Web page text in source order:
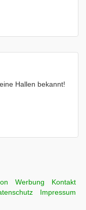
Hallen bekannt!
Werbung
Kontakt
Impressum